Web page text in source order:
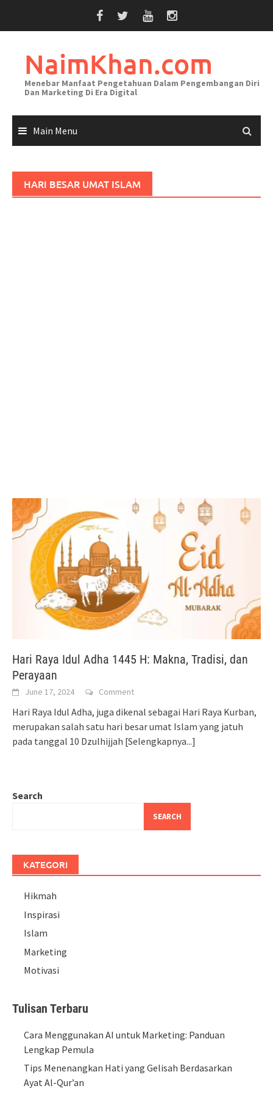
NaimKhan.com
Menebar Manfaat Pengetahuan Dalam Pengembangan Diri
Dan Marketing Di Era Digital
Main Menu
HARI BESAR UMAT ISLAM
Hari Raya Idul Adha 1445 H: Makna, Tradisi, dan
Perayaan
June 17, 2024 Comment
Hari Raya Idul Adha, juga dikenal sebagai Hari Raya Kurban,
merupakan salah satu hari besar umat Islam yang jatuh
pada tanggal 10 Dzulhijjah [Selengkapnya...]
Search
SEARCH
KATEGORI
Hikmah
Inspirasi
Islam
Marketing
Motivasi
Tulisan Terbaru
Cara Menggunakan AI untuk Marketing: Panduan
Lengkap Pemula
Tips Menenangkan Hati yang Gelisah Berdasarkan
Ayat Al-Qur’an